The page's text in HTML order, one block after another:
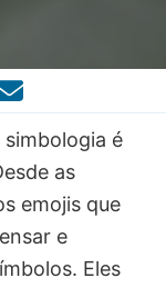
é
as
emojis que
e
Eles